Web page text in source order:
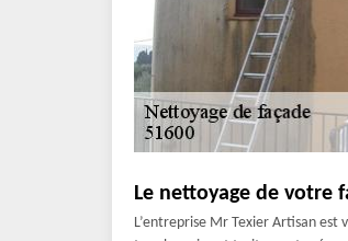
Le nettoyage de votre
L’entreprise Mr Texier Artisan